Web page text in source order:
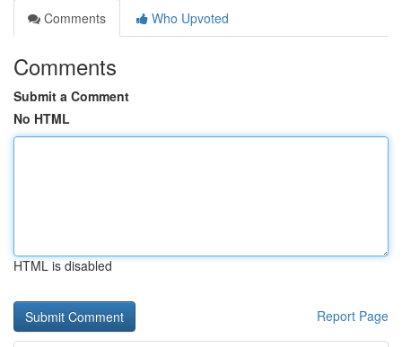
Comments
Who Upvoted
Comments
Submit a Comment
No HTML
HTML is disabled
Report Page